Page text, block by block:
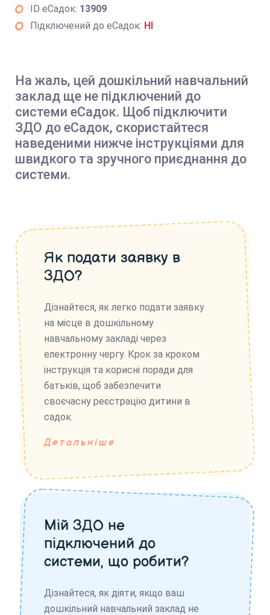
ID еСадок: 13909
Підключений до еСадок: НІ
На жаль, цей дошкільний навчальний
заклад ще не підключений до
системи еСадок. Щоб підключити
ЗДО до еСадок, скористайтеся
наведеними нижче інструкціями для
швидкого та зручного приєднання до
системи.
Як подати заявку в
ЗДО?
Дізнайтеся, як легко подати заявку
на місце в дошкільному
навчальному закладі через
електронну чергу. Крок за кроком
інструкція та корисні поради для
батьків, щоб забезпечити
своєчасну реєстрацію дитини в
садок.
Детальніше
Мій ЗДО не
підключений до
системи, що робити?
Дізнайтеся, як діяти, якщо ваш
дошкільний навчальний заклад не